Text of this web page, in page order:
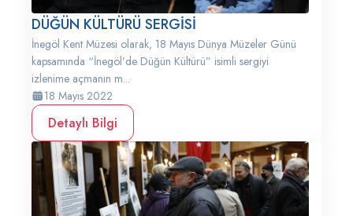
DÜĞÜN KÜLTÜRÜ SERGİSİ
İnegöl Kent Müzesi olarak, 18 Mayıs Dünya Müzeler Günü
kapsamında “İnegöl’de Düğün Kültürü” isimli sergiyi
izlenime açmanın m...
18 Mayıs 2022
Detaylı Bilgi